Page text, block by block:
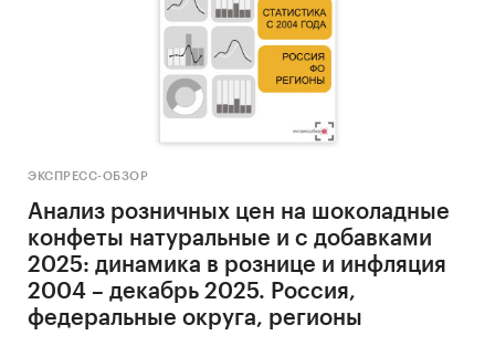
ЭКСПРЕСС-ОБЗОР
Анализ розничных цен на шоколадные
конфеты натуральные и с добавками
2025: динамика в рознице и инфляция
2004 – декабрь 2025. Россия,
федеральные округа, регионы